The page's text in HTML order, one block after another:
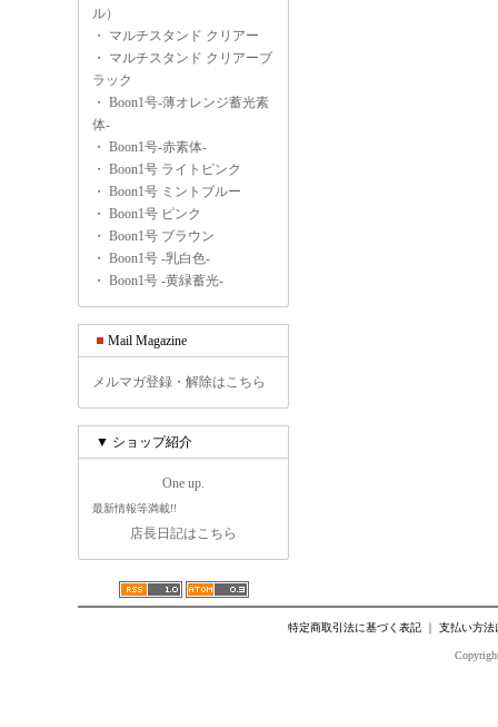
ル）
・ マルチスタンド クリアー
・ マルチスタンド クリアーブ
ラック
・ Boon1号-薄オレンジ蓄光素
体-
・ Boon1号-赤素体-
・ Boon1号 ライトピンク
・ Boon1号 ミントブルー
・ Boon1号 ピンク
・ Boon1号 ブラウン
・ Boon1号 -乳白色-
・ Boon1号 -黄緑蓄光-
Mail Magazine
メルマガ登録・解除はこちら
▼ ショップ紹介
One up.
最新情報等満載!!
店長日記はこちら
特定商取引法に基づく表記｜ 支払い方法